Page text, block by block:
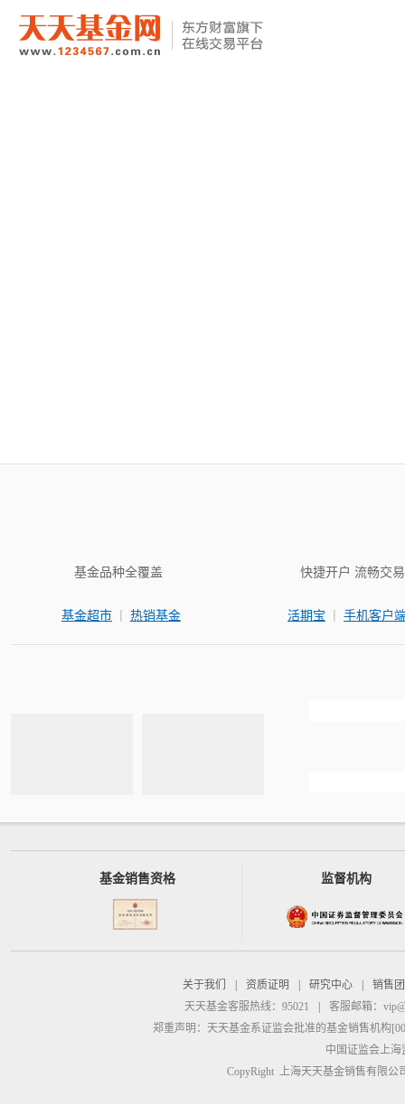
基金品种全覆盖
基金超市 | 热销基金
快捷开户 流畅交易
活期宝 | 手机客户
基金销售资格 监督机构
关于我们 资质证明 研究中心
销售
天天基金客服热线：95021
客服邮箱：
郑重声明： 天天基金系证监会批准的基金销售机构
中国证监会上
CopyRight 上海天天基金销售有限